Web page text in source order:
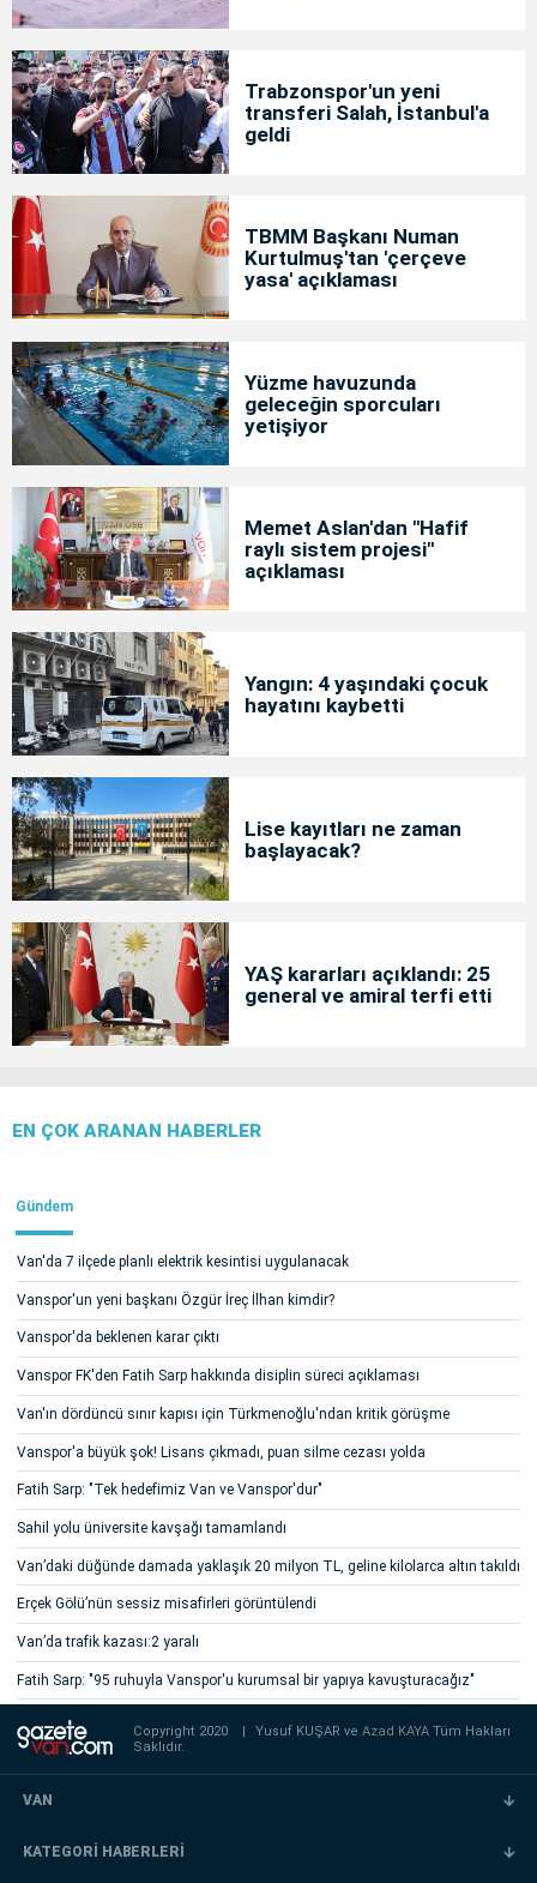
Trabzonspor'un yeni
transferi Salah, İstanbul'a
geldi
TBMM Başkanı Numan
Kurtulmuş'tan 'çerçeve
yasa' açıklaması
Yüzme havuzunda
geleceğin sporcuları
yetişiyor
Memet Aslan'dan "Hafif
raylı sistem projesi"
açıklaması
Yangın: 4 yaşındaki çocuk
hayatını kaybetti
Lise kayıtları ne zaman
başlayacak?
YAŞ kararları açıklandı: 25
general ve amiral terfi etti
EN ÇOK ARANAN HABERLER
Gündem
Van'da 7 ilçede planlı elektrik kesintisi uygulanacak
Vanspor'un yeni başkanı Özgür İreç İlhan kimdir?
Vanspor'da beklenen karar çıktı
Vanspor FK'den Fatih Sarp hakkında disiplin süreci açıklaması
Van'ın dördüncü sınır kapısı için Türkmenoğlu'ndan kritik görüşme
Vanspor'a büyük şok! Lisans çıkmadı, puan silme cezası yolda
Fatih Sarp: "Tek hedefimiz Van ve Vanspor'dur"
Sahil yolu üniversite kavşağı tamamlandı
Van’daki düğünde damada yaklaşık 20 milyon TL, geline kilolarca altın takıldı
Erçek Gölü’nün sessiz misafirleri görüntülendi
Van’da trafik kazası:2 yaralı
Fatih Sarp: "95 ruhuyla Vanspor'u kurumsal bir yapıya kavuşturacağız"
Copyright 2020 Yusuf KUŞAR veAzad KAYATüm Hakları
Saklıdır.
VAN
KATEGORİ HABERLERİ